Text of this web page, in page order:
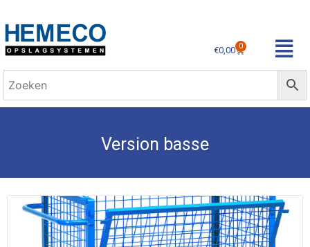
€0,00 0
Version basse